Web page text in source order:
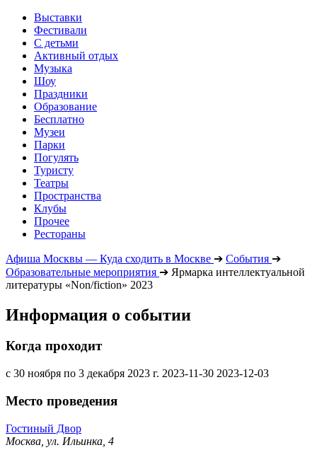
Выставки
Фестивали
С детьми
Активный отдых
Музыка
Шоу
Праздники
Образование
Бесплатно
Музеи
Парки
Погулять
Туристу
Театры
Пространства
Клубы
Прочее
Рестораны
Афиша Москвы — Куда сходить в Москве ➔ События ➔
Образовательные мероприятия ➔ Ярмарка интеллектуальной
литературы «Non/fiction» 2023
Информация о событии
Когда проходит
с 30 ноября по 3 декабря 2023 г. 2023-11-30 2023-12-03
Место проведения
Гостиный Двор
Москва, ул. Ильинка, 4